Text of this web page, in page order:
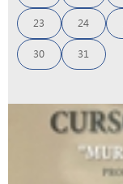
23 24
30 31